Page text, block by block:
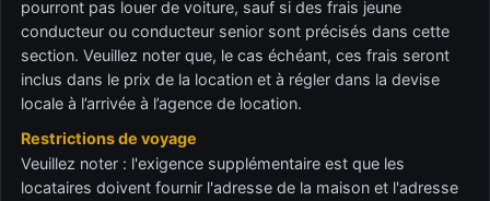
pourront pas louer de voiture, sauf si des frais jeune
conducteur ou conducteur senior sont précisés dans cette
section. Veuillez noter que, le cas échéant, ces frais seront
inclus dans le prix de la location et à régler dans la devise
locale à l’arrivée à l’agence de location.
Restrictions de voyage
Veuillez noter : l'exigence supplémentaire est que les
locataires doivent fournir l'adresse de la maison et l'adresse